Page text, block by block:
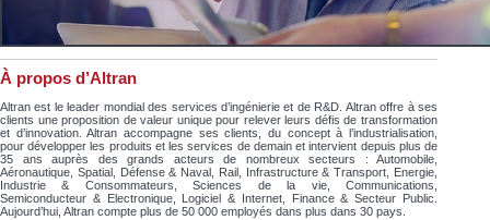
À propos d’Altran
Altran est le leader mondial des services d’ingénierie et de R&D. Altran offre à ses
clients une proposition de valeur unique pour relever leurs défis de transformation
et d’innovation. Altran accompagne ses clients, du concept à l’industrialisation,
pour développer les produits et les services de demain et intervient depuis plus de
35 ans auprès des grands acteurs de nombreux secteurs : Automobile,
Aéronautique, Spatial, Défense & Naval, Rail, Infrastructure & Transport, Energie,
Industrie & Consommateurs, Sciences de la vie, Communications,
Semiconducteur & Electronique, Logiciel & Internet, Finance & Secteur Public.
Aujourd’hui, Altran compte plus de 50 000 employés dans plus dans 30 pays.